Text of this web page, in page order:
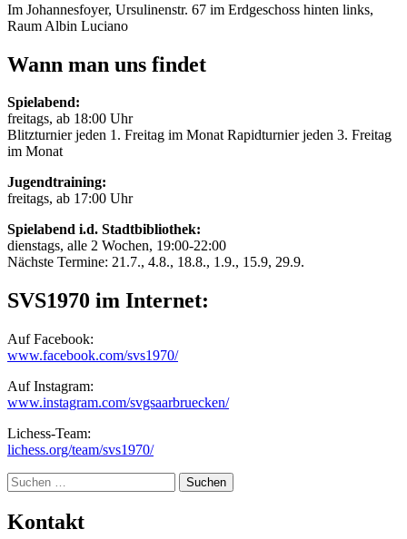
Im Johannesfoyer, Ursulinenstr. 67 im Erdgeschoss hinten links,
Raum Albin Luciano
Wann man uns findet
Spielabend:
freitags, ab 18:00 Uhr
Blitzturnier jeden 1. Freitag im Monat Rapidturnier jeden 3. Freitag
im Monat
Jugendtraining:
freitags, ab 17:00 Uhr
Spielabend i.d. Stadtbibliothek:
dienstags, alle 2 Wochen, 19:00-22:00
Nächste Termine: 21.7., 4.8., 18.8., 1.9., 15.9, 29.9.
SVS1970 im Internet:
Auf Facebook:
www.facebook.com/svs1970/
Auf Instagram:
www.instagram.com/svgsaarbruecken/
Lichess-Team:
lichess.org/team/svs1970/
Suche
Kontakt